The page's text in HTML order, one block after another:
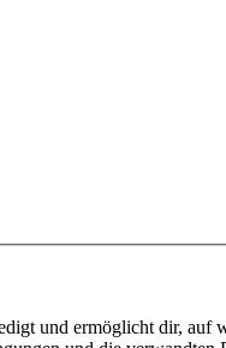
und ermöglicht dir, auf